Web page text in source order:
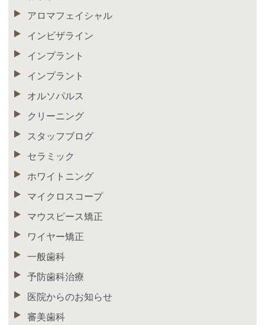
アロマフェイシャル
インビザライン
インプラント
インプラント
オルソパルス
クリーニング
スタッフブログ
セラミック
ホワイトニング
マイクロスコープ
マウスピース矯正
ワイヤー矯正
一般歯科
予防歯科治療
医院からのお知らせ
審美歯科